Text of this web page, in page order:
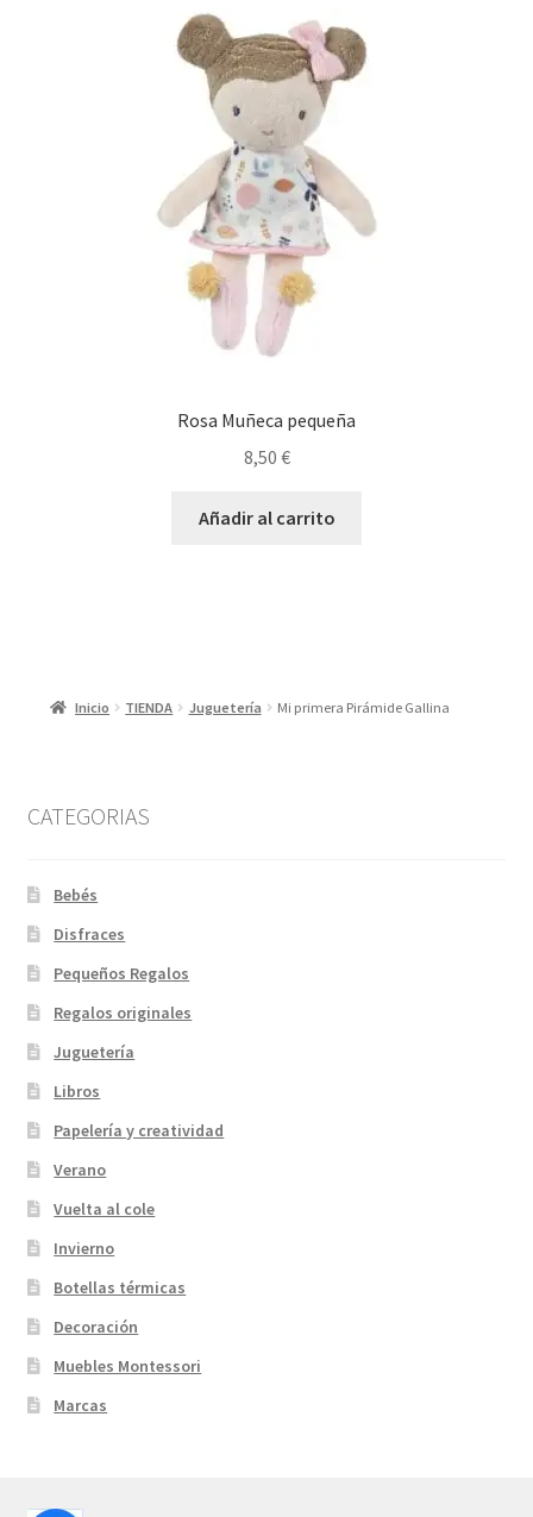
Rosa Muñeca pequeña
8,50 €
Añadir al carrito
Inicio TIENDA Juguetería Mi primera Pirámide Gallina
CATEGORIAS
Bebés
Disfraces
Pequeños Regalos
Regalos originales
Juguetería
Libros
Papelería y creatividad
Verano
Vuelta al cole
Invierno
Botellas térmicas
Decoración
Muebles Montessori
Marcas